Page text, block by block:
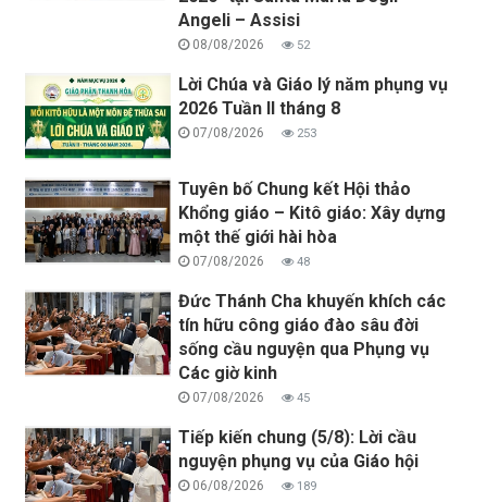
Angeli – Assisi
08/08/2026 52
Lời Chúa và Giáo lý năm phụng vụ
2026 Tuần II tháng 8
07/08/2026 253
Tuyên bố Chung kết Hội thảo
Khổng giáo – Kitô giáo: Xây dựng
một thế giới hài hòa
07/08/2026 48
Đức Thánh Cha khuyến khích các
tín hữu công giáo đào sâu đời
sống cầu nguyện qua Phụng vụ
Các giờ kinh
07/08/2026 45
Tiếp kiến chung (5/8): Lời cầu
nguyện phụng vụ của Giáo hội
06/08/2026 189